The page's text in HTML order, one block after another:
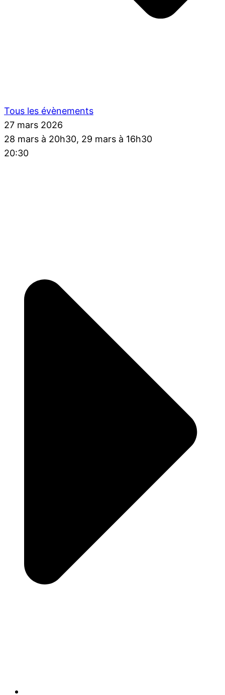
Tous les évènements
27 mars 2026
28 mars à 20h30, 29 mars à 16h30
20:30